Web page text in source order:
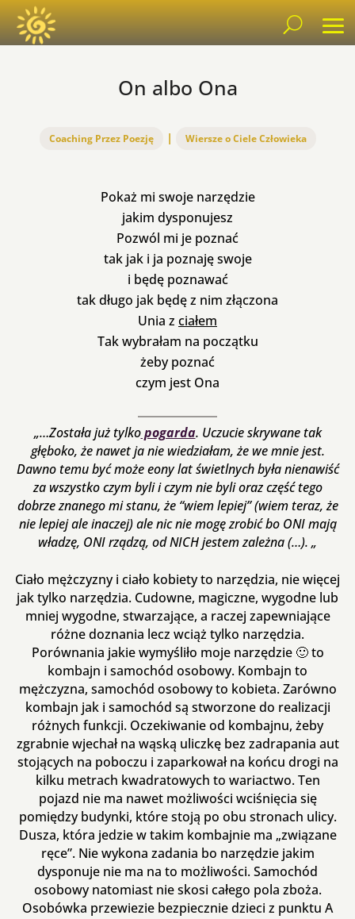
On albo Ona
Coaching Przez Poezję | Wiersze o Ciele Człowieka
Pokaż mi swoje narzędzie
jakim dysponujesz
Pozwól mi je poznać
tak jak i ja poznaję swoje
i będę poznawać
tak długo jak będę z nim złączona
Unia z ciałem
Tak wybrałam na początku
żeby poznać
czym jest Ona
„…Została już tylkopogarda. Uczucie skrywane tak
głęboko, że nawet ja nie wiedziałam, że we mnie jest.
Dawno temu być może eony lat świetlnych była nienawiść
za wszystko czym byli i czym nie byli oraz część tego
dobrze znanego mi stanu, że “wiem lepiej” (wiem teraz, że
nie lepiej ale inaczej) ale nic nie mogę zrobić bo ONI mają
władzę, ONI rządzą, od NICH jestem zależna (…). „
Ciało mężczyzny i ciało kobiety to narzędzia, nie więcej
jak tylko narzędzia. Cudowne, magiczne, wygodne lub
mniej wygodne, stwarzające, a raczej zapewniające
różne doznania lecz wciąż tylko narzędzia.
Porównania jakie wymyśliło moje narzędzie 🙂 to
kombajn i samochód osobowy. Kombajn to
mężczyzna, samochód osobowy to kobieta. Zarówno
kombajn jak i samochód są stworzone do realizacji
różnych funkcji. Oczekiwanie od kombajnu, żeby
zgrabnie wjechał na wąską uliczkę bez zadrapania aut
stojących na poboczu i zaparkował na końcu drogi na
kilku metrach kwadratowych to wariactwo. Ten
pojazd nie ma nawet możliwości wciśnięcia się
pomiędzy budynki, które stoją po obu stronach ulicy.
Dusza, która jedzie w takim kombajnie ma „związane
ręce”. Nie wykona zadania bo narzędzie jakim
dysponuje nie ma na to możliwości. Samochód
osobowy natomiast nie skosi całego pola zboża.
Osobówka przewiezie bezpiecznie dzieci z punktu A